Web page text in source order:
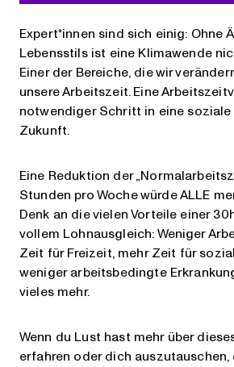
Expert*innen sind sich einig: Ohne
Lebensstils ist eine Klimawende
Einer der Bereiche, die wir
unsere Arbeitszeit. Eine
notwendiger Schritt in eine
Zukunft.
Eine Reduktion der
Stunden pro Woche würde ALLE
Denk an die vielen Vorteile einer
vollem Lohnausgleich: Weniger
Zeit für Freizeit, mehr Zeit für
weniger arbeitsbedingte
vieles mehr.
Wenn du Lust hast mehr über
erfahren oder dich auszutauschen,